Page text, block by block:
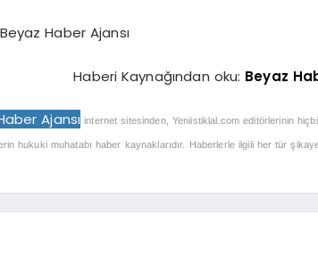
Haber Ajansı
Haberi Kaynağından oku: Beyaz
Ajansı internet sitesinden, Yeniistiklal.com editörlerinin
hukuki muhatabı haber kaynaklarıdır. Haberlerle ilgili her tür